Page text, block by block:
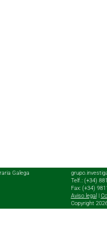
Galega
Telf.: (+34)
Fax: (+34)
Aviso legal
Copyright